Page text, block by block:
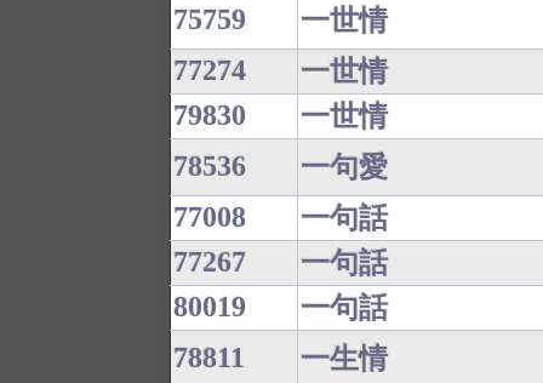
75759
一世情
77274
一世情
79830
一世情
78536
一句愛
77008
一句話
77267
一句話
80019
一句話
78811
一生情